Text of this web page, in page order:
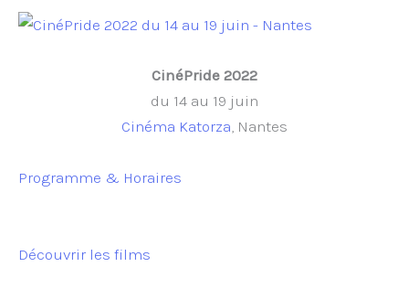
CinéPride 2022
du 14 au 19 juin
Cinéma Katorza , Nantes
Programme & Horaires
Découvrir les films